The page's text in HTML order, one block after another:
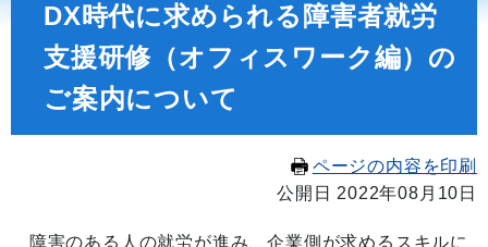
DX時代に求められる障害者就労
支援研修（オフィスワーク編）の
ご案内について
ページの内容を印刷
公開日 2022年08月10日
障害のある人の就労が進み、企業側が求めるスキルに